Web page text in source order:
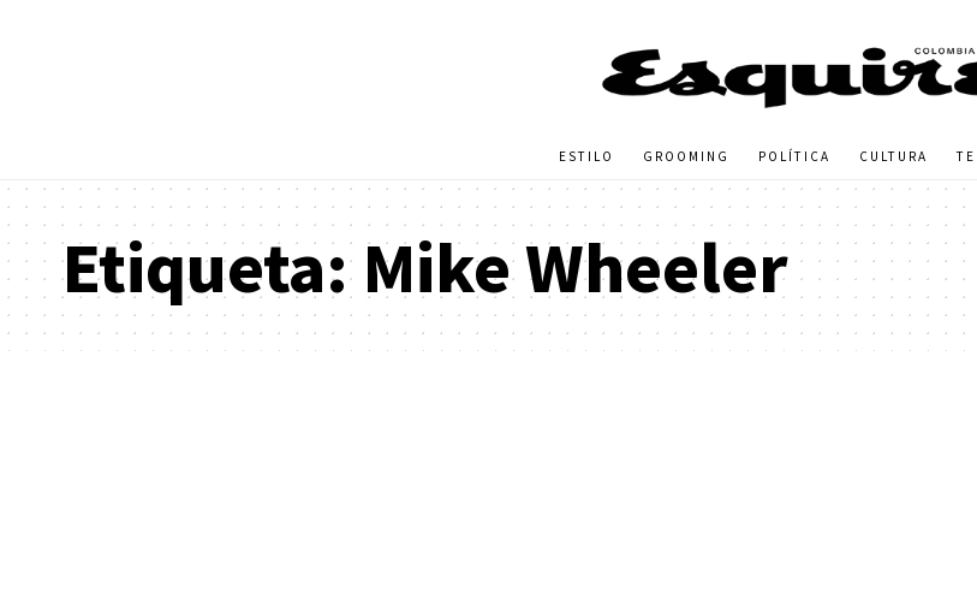
ESTILO GROOMING POLÍTICA CULTURA
Etiqueta:Mike Wheeler